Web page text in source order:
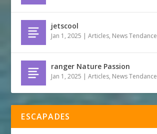
jetscool
Jan 1, 2025 |Articles, News Tendance
ranger Nature Passion
Jan 1, 2025 |Articles, News Tendance
ESCAPADES